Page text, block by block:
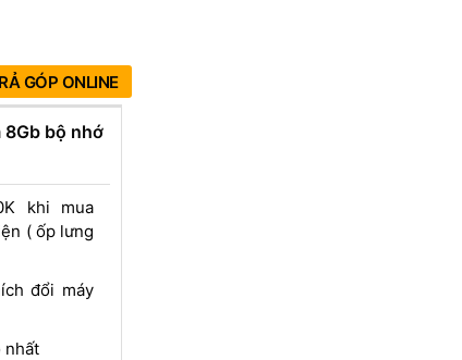
GÓP ONLINE
8Gb bộ nhớ
khi mua
( ốp lưng
đổi máy
nhất